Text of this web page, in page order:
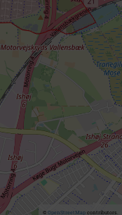
© OpenStreetMapcontributors.